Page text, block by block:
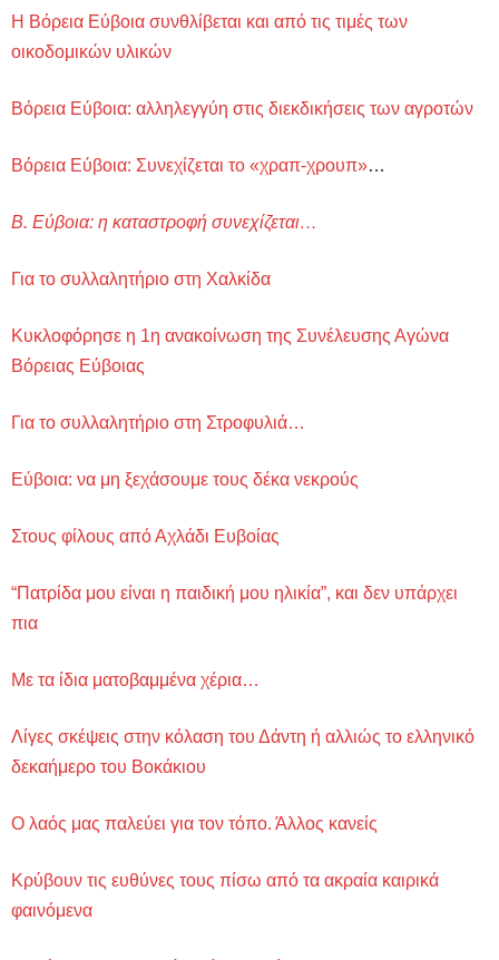
Η Βόρεια Εύβοια συνθλίβεται και από τις τιμές των
οικοδομικών υλικών
Βόρεια Εύβοια: αλληλεγγύη στις διεκδικήσεις των αγροτών
Βόρεια Εύβοια: Συνεχίζεται το «χραπ-χρουπ»…
Β. Εύβοια: η καταστροφή συνεχίζεται…
Για το συλλαλητήριο στη Χαλκίδα
Κυκλοφόρησε η 1η ανακοίνωση της Συνέλευσης Αγώνα
Βόρειας Εύβοιας
Για το συλλαλητήριο στη Στροφυλιά…
Εύβοια: να μη ξεχάσουμε τους δέκα νεκρούς
Στους φίλους από Αχλάδι Ευβοίας
“Πατρίδα μου είναι η παιδική μου ηλικία”, και δεν υπάρχει
πια
Με τα ίδια ματοβαμμένα χέρια…
Λίγες σκέψεις στην κόλαση του Δάντη ή αλλιώς το ελληνικό
δεκαήμερο του Βοκάκιου
Ο λαός μας παλεύει για τον τόπο. Άλλος κανείς
Κρύβουν τις ευθύνες τους πίσω από τα ακραία καιρικά
φαινόμενα